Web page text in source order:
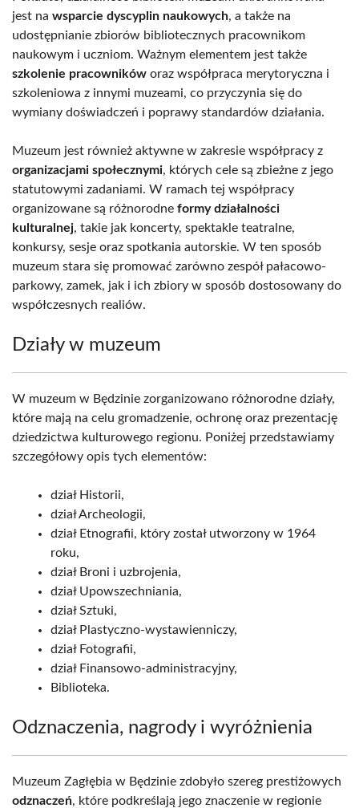
jest na wsparcie dyscyplin naukowych, a także na
udostępnianie zbiorów bibliotecznych pracownikom
naukowym i uczniom. Ważnym elementem jest także
szkolenie pracowników oraz współpraca merytoryczna i
szkoleniowa z innymi muzeami, co przyczynia się do
wymiany doświadczeń i poprawy standardów działania.
Muzeum jest również aktywne w zakresie współpracy z
organizacjami społecznymi, których cele są zbieżne z jego
statutowymi zadaniami. W ramach tej współpracy
organizowane są różnorodne formy działalności
kulturalnej, takie jak koncerty, spektakle teatralne,
konkursy, sesje oraz spotkania autorskie. W ten sposób
muzeum stara się promować zarówno zespół pałacowo-
parkowy, zamek, jak i ich zbiory w sposób dostosowany do
współczesnych realiów.
Działy w muzeum
W muzeum w Będzinie zorganizowano różnorodne działy,
które mają na celu gromadzenie, ochronę oraz prezentację
dziedzictwa kulturowego regionu. Poniżej przedstawiamy
szczegółowy opis tych elementów:
dział Historii,
dział Archeologii,
dział Etnografii, który został utworzony w 1964
roku,
dział Broni i uzbrojenia,
dział Upowszechniania,
dział Sztuki,
dział Plastyczno-wystawienniczy,
dział Fotografii,
dział Finansowo-administracyjny,
Biblioteka.
Odznaczenia, nagrody i wyróżnienia
Muzeum Zagłębia w Będzinie zdobyło szereg prestiżowych
odznaczeń, które podkreślają jego znaczenie w regionie